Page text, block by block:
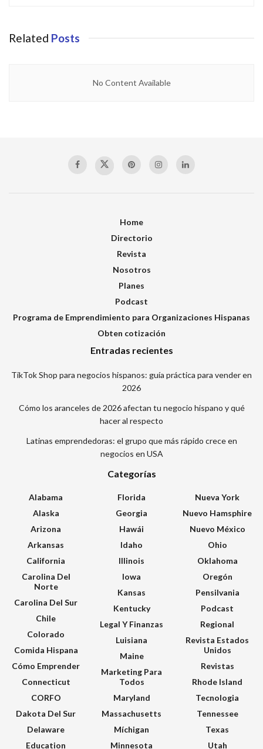
Related Posts
No Content Available
Home
Directorio
Revista
Nosotros
Planes
Podcast
Programa de Emprendimiento para Organizaciones Hispanas
Obten cotización
Entradas recientes
TikTok Shop para negocios hispanos: guía práctica para vender en
2026
Cómo los aranceles de 2026 afectan tu negocio hispano y qué
hacer al respecto
Latinas emprendedoras: el grupo que más rápido crece en
negocios en USA
Categorías
Alabama
Alaska
Arizona
Arkansas
California
Carolina Del
Norte
Carolina Del Sur
Chile
Colorado
Comida Hispana
Cómo Emprender
Connecticut
CORFO
Dakota Del Sur
Delaware
Education
Florida
Georgia
Hawái
Idaho
Illinois
Iowa
Kansas
Kentucky
Legal Y Finanzas
Luisiana
Maine
Marketing Para
Todos
Maryland
Massachusetts
Míchigan
Minnesota
Nueva York
Nuevo Hamsphire
Nuevo México
Ohio
Oklahoma
Oregón
Pensilvania
Podcast
Regional
Revista Estados
Unidos
Revistas
Rhode Island
Tecnologia
Tennessee
Texas
Utah